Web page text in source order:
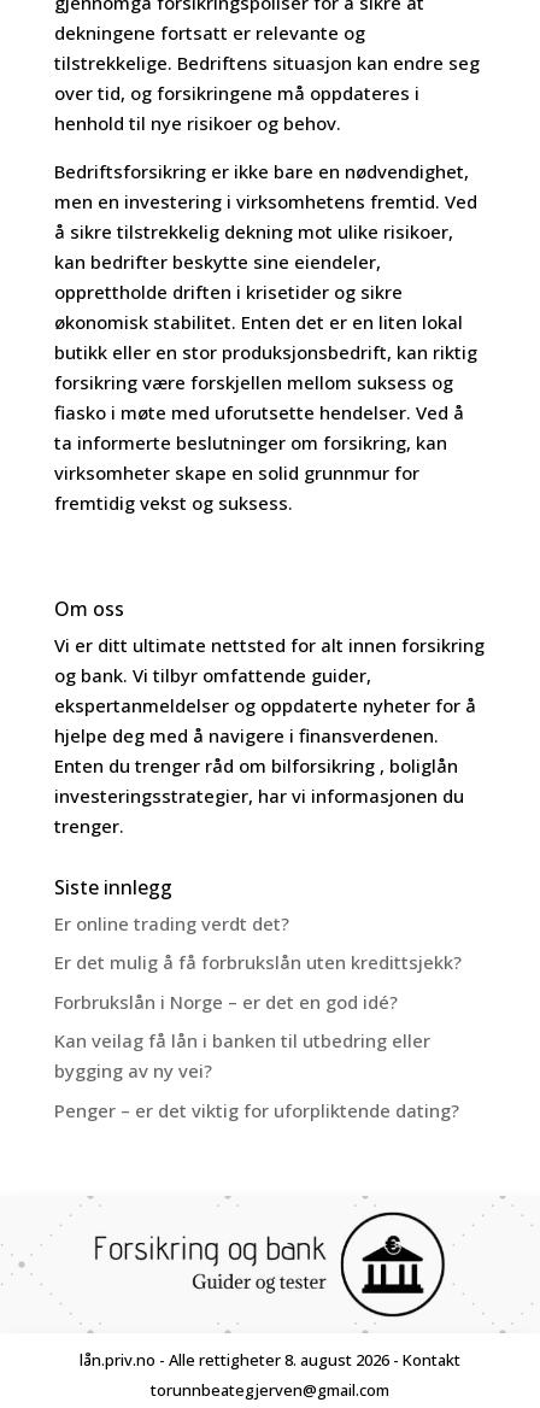
dekningene fortsatt er relevante og
tilstrekkelige. Bedriftens situasjon kan endre seg
over tid, og forsikringene må oppdateres i
henhold til nye risikoer og behov.
Bedriftsforsikring er ikke bare en nødvendighet,
men en investering i virksomhetens fremtid. Ved
å sikre tilstrekkelig dekning mot ulike risikoer,
kan bedrifter beskytte sine eiendeler,
opprettholde driften i krisetider og sikre
økonomisk stabilitet. Enten det er en liten lokal
butikk eller en stor produksjonsbedrift, kan riktig
forsikring være forskjellen mellom suksess og
fiasko i møte med uforutsette hendelser. Ved å
ta informerte beslutninger om forsikring, kan
virksomheter skape en solid grunnmur for
fremtidig vekst og suksess.
Om oss
Vi er ditt ultimate nettsted for alt innen forsikring
og bank. Vi tilbyr omfattende guider,
ekspertanmeldelser og oppdaterte nyheter for å
hjelpe deg med å navigere i finansverdenen.
Enten du trenger råd om bilforsikring , boliglån
investeringsstrategier, har vi informasjonen du
trenger.
Siste innlegg
Er online trading verdt det?
Er det mulig å få forbrukslån uten kredittsjekk?
Forbrukslån i Norge – er det en god idé?
Kan veilag få lån i banken til utbedring eller
bygging av ny vei?
Penger – er det viktig for uforpliktende dating?
lån.priv.no - Alle rettigheter 8. august 2026 - Kontakt
torunnbeategjerven@gmail.com